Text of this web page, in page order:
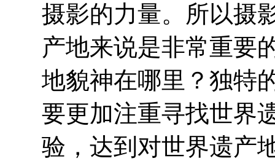
摄影的力量。所以摄
产地来说是非常重要
地貌神在哪里？独特
要更加注重寻找世界
验，达到对世界遗产